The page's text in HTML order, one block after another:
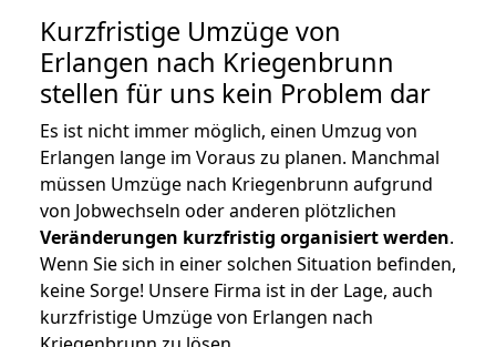
Kurzfristige Umzüge von
Erlangen nach Kriegenbrunn
stellen für uns kein Problem dar
Es ist nicht immer möglich, einen Umzug von
Erlangen lange im Voraus zu planen. Manchmal
müssen Umzüge nach Kriegenbrunn aufgrund
von Jobwechseln oder anderen plötzlichen
Veränderungen kurzfristig organisiert werden.
Wenn Sie sich in einer solchen Situation befinden,
keine Sorge! Unsere Firma ist in der Lage, auch
kurzfristige Umzüge von Erlangen nach